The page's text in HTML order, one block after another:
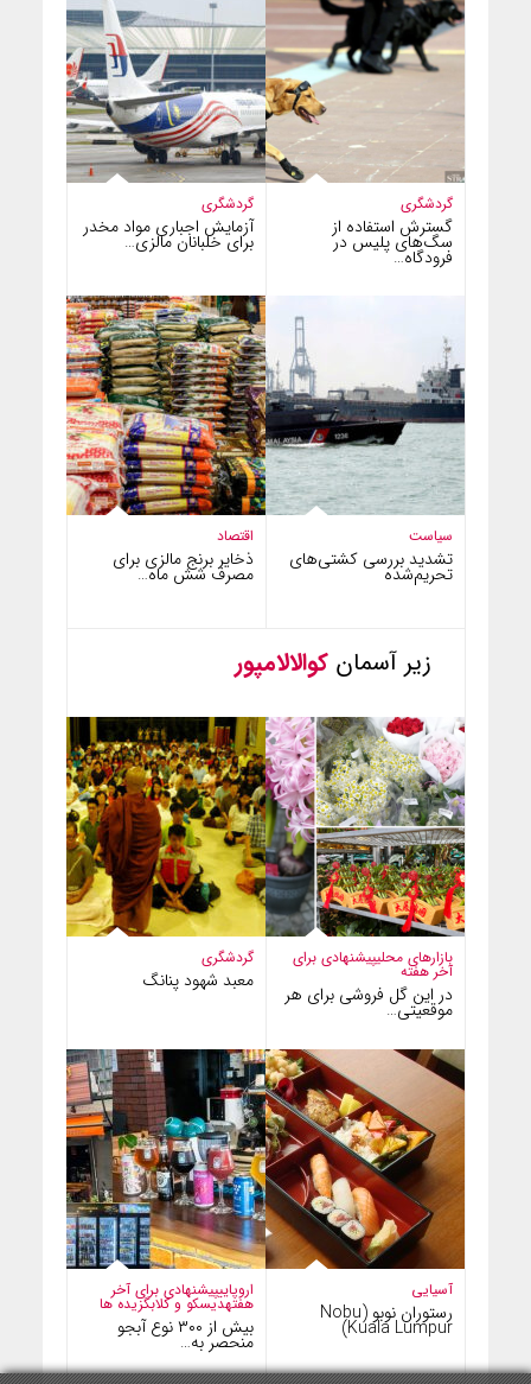
گردشگری
آزمایش اجباری مواد مخدر
برای خلبانان مالزی…
گردشگری
گسترش استفاده از
سگ‌های پلیس در
فرودگاه…
اقتصاد
ذخایر برنج مالزی برای
مصرف شش ماه…
سیاست
تشدید بررسی کشتی‌های
تحریم‌شده
زیر آسمان کوالالامپور
گردشگری
معبد شهود پنانگ
بازارهای محلیپیشنهادی برای
آخر هفته
در این گل فروشی برای هر
موقعیتی…
اروپاییپیشنهادی برای آخر
هفتهدیسکو و کلابگزیده ها
بیش از ۳۰۰ نوع آبجو
منحصر به…
آسیایی
رستوران نوبو (Nobu
Kuala Lumpur)